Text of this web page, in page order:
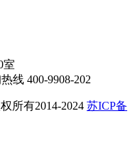
室
线 400-9908-202
所有2014-2024 苏ICP备